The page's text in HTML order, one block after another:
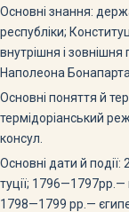
Основні знання:
республіки;
внутрішня і
Наполеона
Основні поняття й
термідоріанський
консул.
Основні дати й
туції; 1796—1797рр.—
1798—1799 рр.—